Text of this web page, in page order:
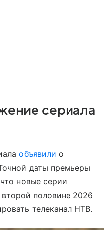
сериала
объявили о
даты премьеры
новые серии
половине 2026
телеканал НТВ.